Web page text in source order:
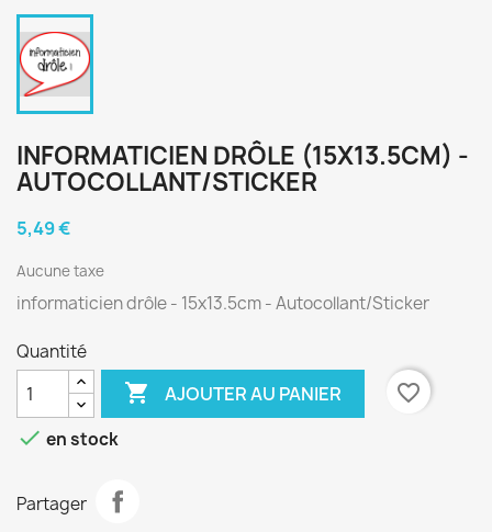
INFORMATICIEN DRÔLE (15X13.5CM) -
AUTOCOLLANT/STICKER
5,49 €
Aucune taxe
informaticien drôle - 15x13.5cm - Autocollant/Sticker
Quantité
 AJOUTER AU PANIER
favorite_border
 en stock
Partager